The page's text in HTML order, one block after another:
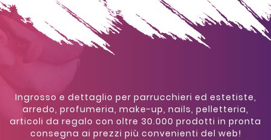
Ingrosso e dettaglio per parrucchieri ed estetiste,
arredo, profumeria, make-up, nails, pelletteria,
articoli da regalo con oltre 30.000 prodotti in pronta
consegna ai prezzi più convenienti del web!